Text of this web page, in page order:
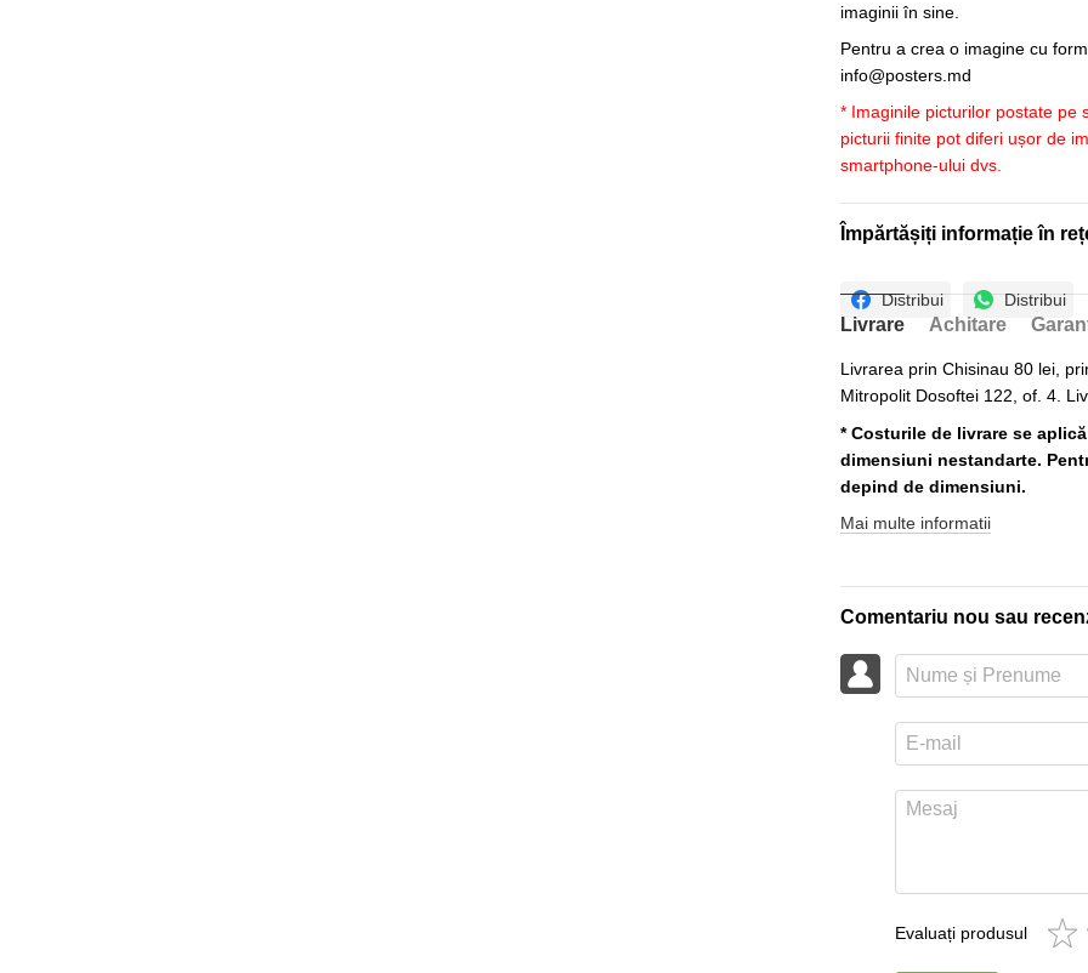
imaginii în sine.
Pentru a crea o imagine cu
info@posters.md
* Imaginile picturilor postate pe
picturii finite pot diferi ușor de
smartphone-ului dvs.
Împărtășiți informație în
Distribui Distribui
Livrare Achitare
Livrarea prin Chisinau 80 lei,
Mitropolit Dosoftei 122, of. 4.
* Costurile de livrare se
dimensiuni nestandarte.
depind de dimensiuni.
Mai multe informatii
Comentariu nou sau
Evaluați produsul